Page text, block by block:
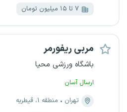
۷ تا ۱۵ میلیون تومان
مربی ریفورمر
باشگاه ورزشی محیا
ارسال آسان
تهران
منطقه ۱، قیطریه